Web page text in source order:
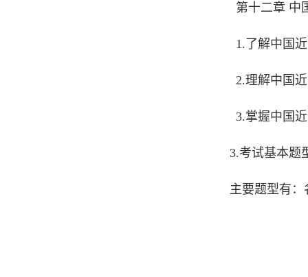
第十二章 中
1.了解中国
2.理解中国
3.掌握中国
3.考试基本题
主要题型有：